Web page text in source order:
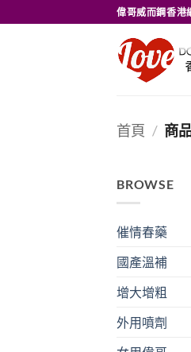
to
偉哥威而鋼香港
首頁 / 商
BROWSE
催情春藥
國產溫補
增大增粗
外用噴劑